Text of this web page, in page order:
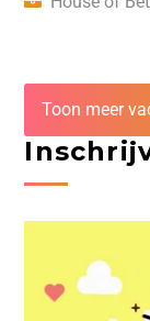
Toon meer